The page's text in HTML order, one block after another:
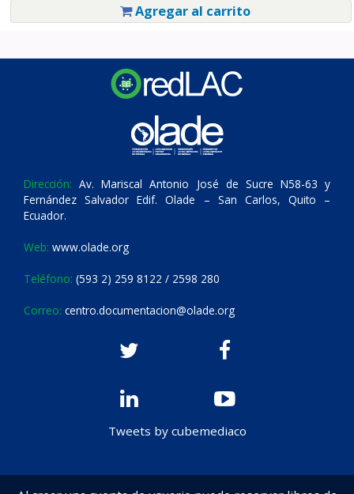
Agregar al carrito
Dirección: Av. Mariscal Antonio José de Sucre N58-63 y
Fernández Salvador Edif. Olade – San Carlos, Quito –
Ecuador.
Web: www.olade.org
Teléfono: (593 2) 259 8122 / 2598 280
Correo: centro.documentacion@olade.org
Tweets by cubemediaco